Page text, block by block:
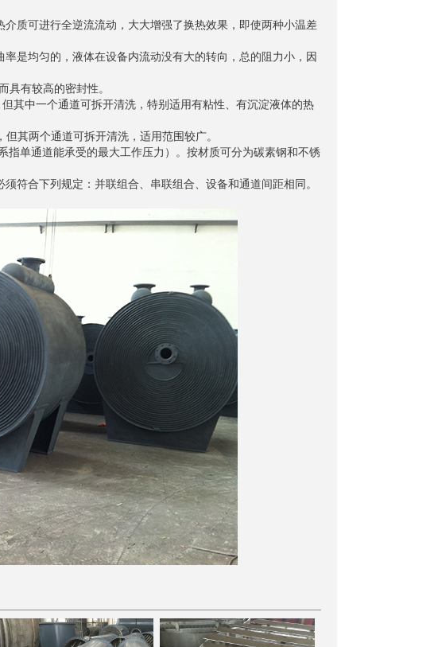
质可进行全逆流流动，大大增强了换热效果，即使两种小温差
是均匀的，液体在设备内流动没有大的转向，总的阻力小，因
具有较高的密封性。
其中一个通道可拆开清洗，特别适用有粘性、有沉淀液体的热
其两个通道可拆开清洗，适用范围较广。
指单通道能承受的最大工作压力）。按材质可分为碳素钢和不锈
符合下列规定：并联组合、串联组合、设备和通道间距相同。